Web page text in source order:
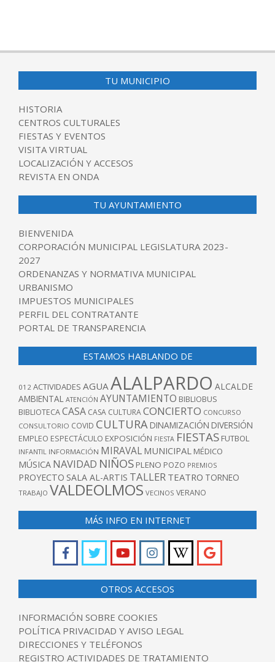
TU MUNICIPIO
HISTORIA
CENTROS CULTURALES
FIESTAS Y EVENTOS
VISITA VIRTUAL
LOCALIZACIÓN Y ACCESOS
REVISTA EN ONDA
TU AYUNTAMIENTO
BIENVENIDA
CORPORACIÓN MUNICIPAL LEGISLATURA 2023-
2027
ORDENANZAS Y NORMATIVA MUNICIPAL
URBANISMO
IMPUESTOS MUNICIPALES
PERFIL DEL CONTRATANTE
PORTAL DE TRANSPARENCIA
ESTAMOS HABLANDO DE
012 ACTIVIDADES AGUAALALPARDO ALCALDE
AMBIENTAL ATENCIÓN AYUNTAMIENTO BIBLIOBUS
BIBLIOTECACASA CASA CULTURACONCIERTO CONCURSO
CONSULTORIO COVID CULTURA DINAMIZACIÓN DIVERSIÓN
EMPLEO ESPECTÁCULO EXPOSICIÓN FIESTA FIESTAS FUTBOL
INFANTIL INFORMACIÓN MIRAVAL MUNICIPAL MÉDICO
MÚSICA NAVIDAD NIÑOS PLENO POZO PREMIOS
PROYECTO SALA AL-ARTIS TALLER TEATRO TORNEO
TRABAJO VALDEOLMOS VECINOS VERANO
MÁS INFO EN INTERNET
OTROS ACCESOS
INFORMACIÓN SOBRE COOKIES
POLÍTICA PRIVACIDAD Y AVISO LEGAL
DIRECCIONES Y TELÉFONOS
REGISTRO ACTIVIDADES DE TRATAMIENTO